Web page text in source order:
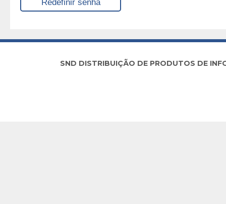
SND DISTRIBUIÇÃO DE PRODUTOS DE